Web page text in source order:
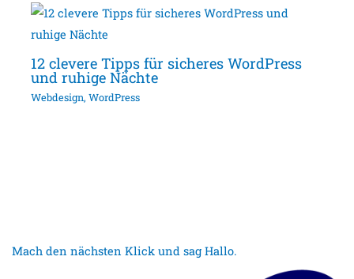
12 clevere Tipps für sicheres WordPress
und ruhige Nächte
Webdesign,WordPress
Mach den nächsten Klick und sag Hallo.